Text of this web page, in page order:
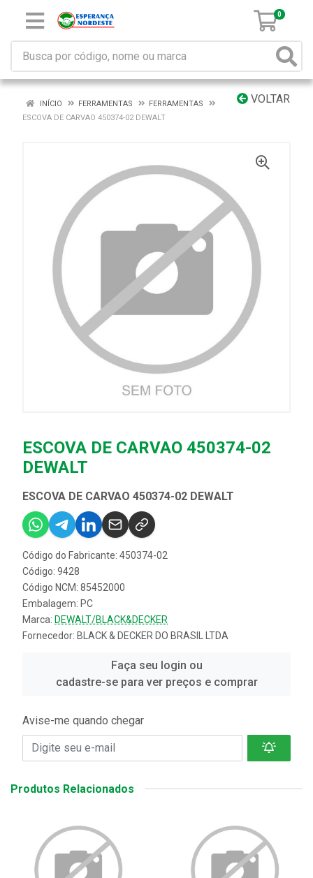
0
VOLTAR
INÍCIO FERRAMENTAS
FERRAMENTAS
ESCOVA DE CARVAO 450374-02 DEWALT
ESCOVA DE CARVAO 450374-02
DEWALT
ESCOVA DE CARVAO 450374-02 DEWALT
Código do Fabricante: 450374-02
Código: 9428
Código NCM: 85452000
Embalagem: PC
Marca: DEWALT/BLACK&DECKER
Fornecedor: BLACK & DECKER DO BRASIL LTDA
Faça seu login ou
cadastre-se para ver preços e comprar
Avise-me quando chegar
Produtos Relacionados